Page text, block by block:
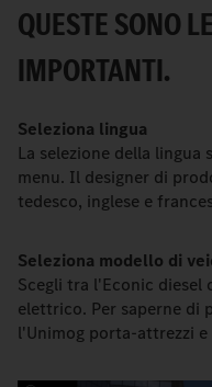
QUESTE SONO
IMPORTANTI.
Seleziona lingua
La selezione della
menu. Il designer di
tedesco, inglese e
Seleziona modello di
Scegli tra l'Econic
elettrico. Per saperne di
l'Unimog porta-attrezzi